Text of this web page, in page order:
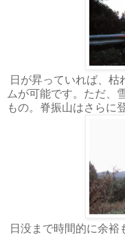
日が昇っていれば、枯
ムが可能です。ただ、
もの。脊振山はさらに
日没まで時間的に余裕